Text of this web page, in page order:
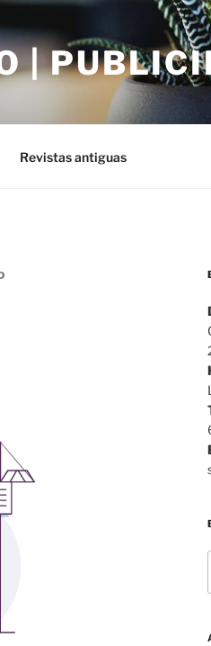
|
Revistas antiguas